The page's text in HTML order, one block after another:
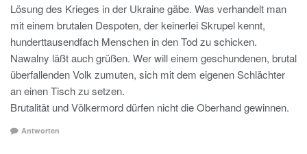
Lösung des Krieges in der Ukraine gäbe. Was verhandelt man
mit einem brutalen Despoten, der keinerlei Skrupel kennt,
hunderttausendfach Menschen in den Tod zu schicken.
Nawalny läßt auch grüßen. Wer will einem geschundenen, brutal
überfallenden Volk zumuten, sich mit dem eigenen Schlächter
an einen Tisch zu setzen.
Brutalität und Völkermord dürfen nicht die Oberhand gewinnen.
Antworten